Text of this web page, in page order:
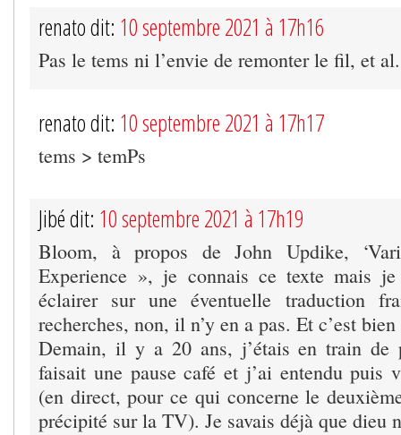
renato dit: 10 septembre 2021 à 17h16
Pas le tems ni l’envie de remonter le fil, et al.
renato dit: 10 septembre 2021 à 17h17
tems > temPs
Jibé dit: 10 septembre 2021 à 17h19
Bloom, à propos de John Updike,
Experience », je connais ce texte mais
éclairer sur une éventuelle traduction
recherches, non, il n’y en a pas. Et c’est
Demain, il y a 20 ans, j’étais en train de
faisait une pause café et j’ai entendu puis
(en direct, pour ce qui concerne le
précipité sur la TV). Je savais déjà que dieu